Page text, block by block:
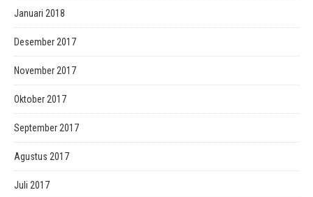
Januari 2018
Desember 2017
November 2017
Oktober 2017
September 2017
Agustus 2017
Juli 2017